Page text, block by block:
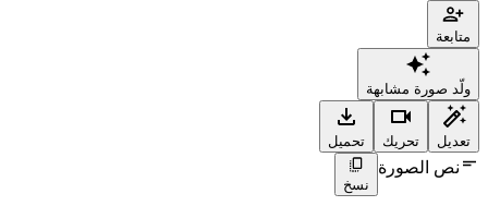
متابعة
ولّد صورة مشابهة
تعديل تحريك تحميل
نص الصورة
نسخ